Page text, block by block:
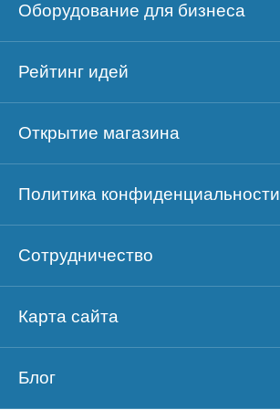
Оборудование для бизнеса
Рейтинг идей
Открытие магазина
Политика конфиденциальности
Сотрудничество
Карта сайта
Блог